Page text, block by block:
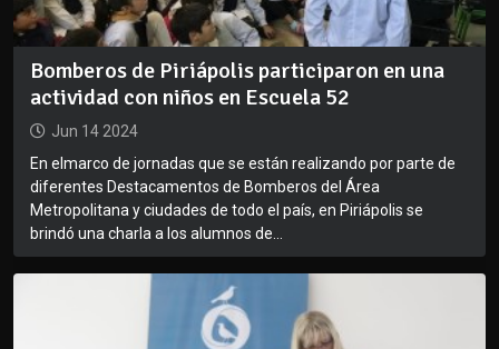
Bomberos de Piriápolis participaron en una
actividad con niños en Escuela 52
Jun 14 2024
En elmarco de jornadas que se están realizando por parte de
diferentes Destacamentos de Bomberos del Área
Metropolitana y ciudades de todo el país, en Piriápolis se
brindó una charla a los alumnos de...